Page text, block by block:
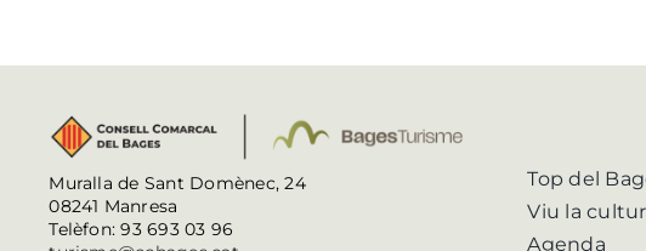
Muralla de Sant Domènec, 24
08241 Manresa
Telèfon: 93 693 03 96
Top del
Viu la
Agenda